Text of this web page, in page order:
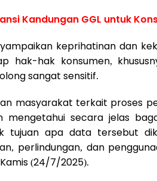
Kandungan GGL untuk
keprihatinan dan
hak-hak konsumen,
sangat sensitif.
masyarakat terkait proses
mengetahui secara jelas
tujuan apa data tersebut
perlindungan, dan
(24/7/2025).